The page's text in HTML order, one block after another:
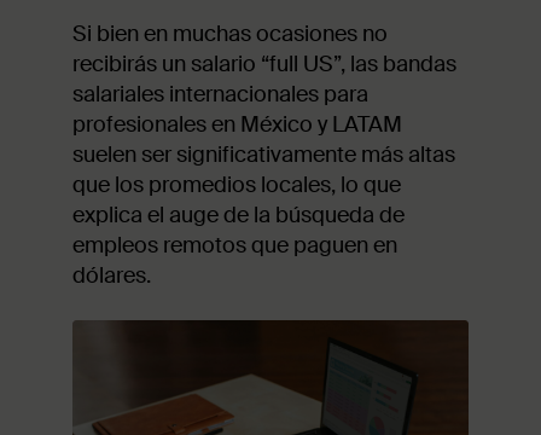
Si bien en muchas ocasiones no
recibirás un salario “full US”, las bandas
salariales internacionales para
profesionales en México y LATAM
suelen ser significativamente más altas
que los promedios locales, lo que
explica el auge de la búsqueda de
empleos remotos que paguen en
dólares.